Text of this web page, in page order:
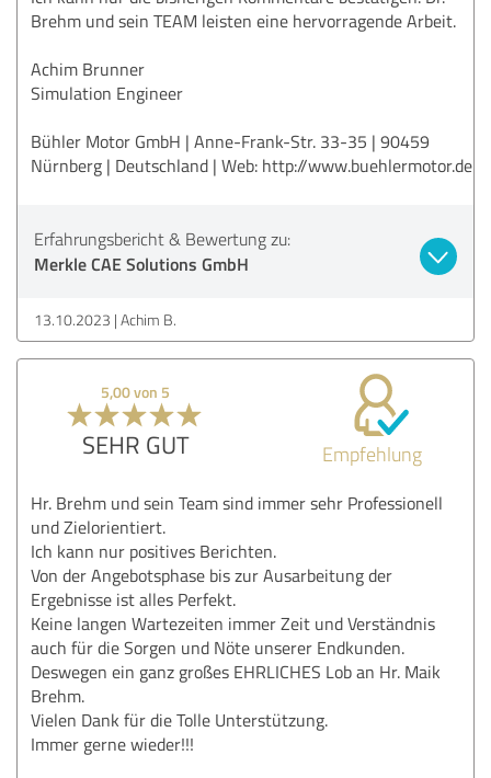
Brehm und sein TEAM leisten eine hervorragende Arbeit.
Achim Brunner
Simulation Engineer
Bühler Motor GmbH | Anne-Frank-Str. 33-35 | 90459
Nürnberg | Deutschland | Web: http://www.buehlermotor.de
Erfahrungsbericht & Bewertung zu:
Merkle CAE Solutions GmbH
13.10.2023 Achim B.
5,00 von 5
SEHR GUT Empfehlung
Hr. Brehm und sein Team sind immer sehr Professionell
und Zielorientiert.
Ich kann nur positives Berichten.
Von der Angebotsphase bis zur Ausarbeitung der
Ergebnisse ist alles Perfekt.
Keine langen Wartezeiten immer Zeit und Verständnis
auch für die Sorgen und Nöte unserer Endkunden.
Deswegen ein ganz großes EHRLICHES Lob an Hr. Maik
Brehm.
Vielen Dank für die Tolle Unterstützung.
Immer gerne wieder!!!